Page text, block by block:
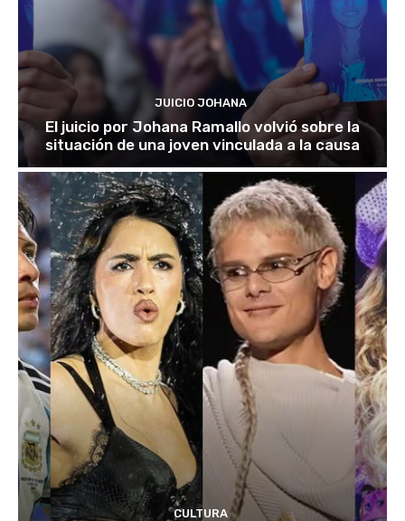
JUICIO JOHANA
El juicio por Johana Ramallo volvió sobre la
situación de una joven vinculada a la causa
CULTURA